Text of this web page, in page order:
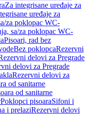
Za integrisane uređaje za
uređaje za
za poklopac WC-
sa/za poklopac WC-
Pisoari, rad bez
Bez poklopcaRezervni
delovi za Pregrade
delovi za Pregrade
Rezervni delovi za
od sanitarne
od sanitarne
Poklopci pisoaraSifoni i
i prelaziRezervni delovi